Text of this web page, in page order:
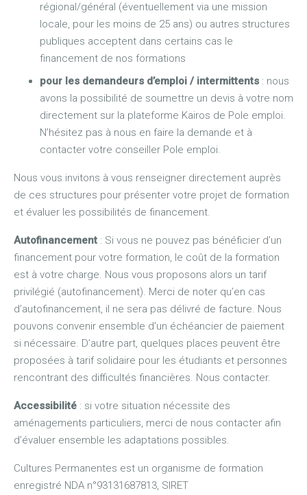
régional/général (éventuellement via une mission
locale, pour les moins de 25 ans) ou autres structures
publiques acceptent dans certains cas le
financement de nos formations
pour les demandeurs d’emploi / intermittents : nous
avons la possibilité de soumettre un devis à votre nom
directement sur la plateforme Kairos de Pole emploi.
N’hésitez pas à nous en faire la demande et à
contacter votre conseiller Pole emploi.
Nous vous invitons à vous renseigner directement auprès
de ces structures pour présenter votre projet de formation
et évaluer les possibilités de financement.
Autofinancement : Si vous ne pouvez pas bénéficier d’un
financement pour votre formation, le coût de la formation
est à votre charge. Nous vous proposons alors un tarif
privilégié (autofinancement). Merci de noter qu’en cas
d’autofinancement, il ne sera pas délivré de facture. Nous
pouvons convenir ensemble d’un échéancier de paiement
si nécessaire. D’autre part, quelques places peuvent être
proposées à tarif solidaire pour les étudiants et personnes
rencontrant des difficultés financières. Nous contacter.
Accessibilité : si votre situation nécessite des
aménagements particuliers, merci de nous contacter afin
d’évaluer ensemble les adaptations possibles.
Cultures Permanentes est un organisme de formation
enregistré NDA n°93131687813, SIRET